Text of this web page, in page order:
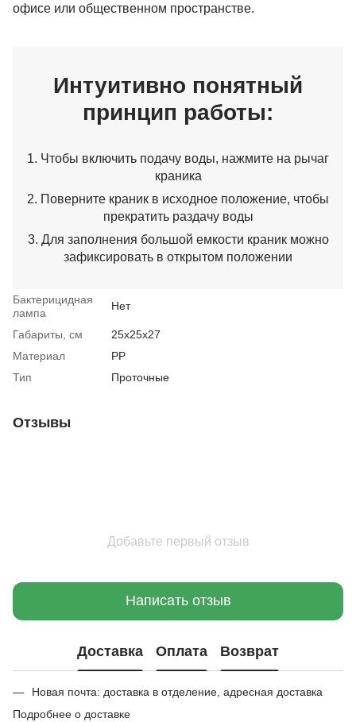
офисе или общественном пространстве.
Интуитивно понятный
принцип работы:
1. Чтобы включить подачу воды, нажмите на рычаг
краника
2. Поверните краник в исходное положение, чтобы
прекратить раздачу воды
3. Для заполнения большой емкости краник можно
зафиксировать в открытом положении
Бактерицидная
лампа
Нет
Габариты, см
25х25х27
Материал
PP
Тип
Проточные
Отзывы
Добавьте первый отзыв
Написать отзыв
Доставка Оплата Возврат
Новая почта: доставка в отделение, адресная доставка
Подробнее о доставке